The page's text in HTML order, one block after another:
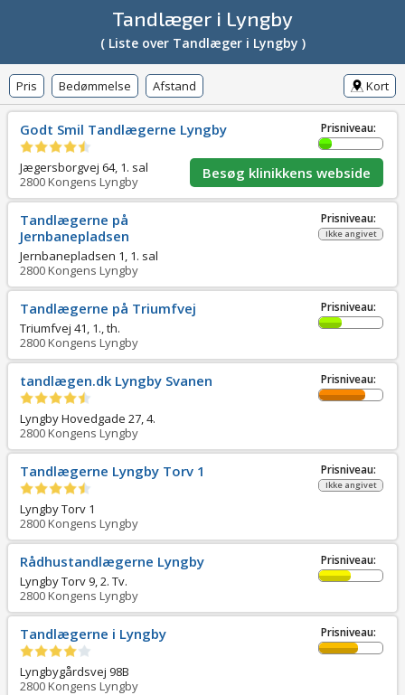
Tandlæger i Lyngby
( Liste over Tandlæger i Lyngby )
Pris Bedømmelse Afstand Kort
Godt Smil Tandlægerne Lyngby
Jægersborgvej 64, 1. sal
2800Kongens Lyngby
Prisniveau:
Besøg klinikkens webside
Tandlægerne på
Jernbanepladsen
Jernbanepladsen 1, 1. sal
2800Kongens Lyngby
Prisniveau:
Ikke angivet
Tandlægerne på Triumfvej
Triumfvej 41, 1., th.
2800Kongens Lyngby
Prisniveau:
tandlægen.dk Lyngby Svanen
Lyngby Hovedgade 27, 4.
2800Kongens Lyngby
Prisniveau:
Tandlægerne Lyngby Torv 1
Lyngby Torv 1
2800Kongens Lyngby
Prisniveau:
Ikke angivet
Rådhustandlægerne Lyngby
Lyngby Torv 9, 2. Tv.
2800Kongens Lyngby
Prisniveau:
Tandlægerne i Lyngby
Lyngbygårdsvej 98B
2800Kongens Lyngby
Prisniveau: